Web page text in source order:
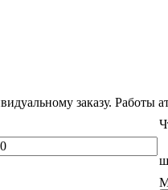
заказу. Работы